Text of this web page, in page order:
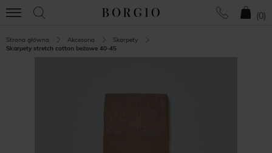
(0)
Strona główna Akcesoria
Skarpety
Skarpety stretch cotton beżowe 40-45